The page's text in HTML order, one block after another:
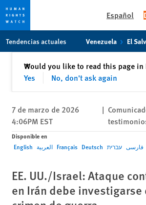
content
Español
Tendencias actuales Venezuela El
Would you like to read this page in
Yes
No, don't ask again
✕Cerrar
7 de marzo de 2026
4:06PM EST
|
Disponible en
English العربية Français Deutsch עברית فارسی
EE. UU./Israel: Ataque
en Irán debe investigarse